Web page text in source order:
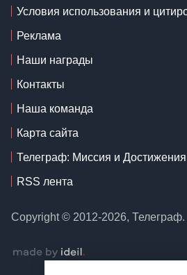
Условия использования и
Реклама
Наши награды
Контакты
Наша команда
Карта сайта
Телеграф: Миссия и Достижения
RSS лента
Copyright © 2012-2026, Телеграф.